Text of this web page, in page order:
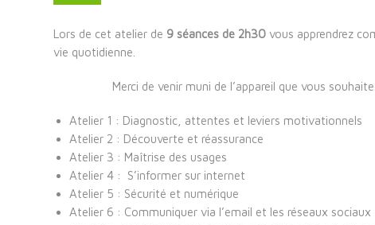
Lors de cet atelier de 9 séances de 2h30 vous apprendrez
vie quotidienne.
Merci de venir muni de l’appareil que vous
Atelier 1 : Diagnostic, attentes et leviers motivationnels
Atelier 2 : Découverte et réassurance
Atelier 3 : Maîtrise des usages
Atelier 4 : S’informer sur internet
Atelier 5 : Sécurité et numérique
Atelier 6 : Communiquer via l’email et les réseaux sociaux